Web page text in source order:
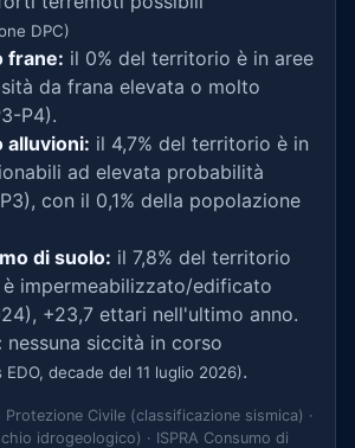
DPC)
frane: il 0% del territorio è in aree
da frana elevata o molto
P4).
alluvioni: il 4,7% del territorio è in
ad elevata probabilità
con il 0,1% della popolazione
di suolo: il 7,8% del territorio
è impermeabilizzato/edificato
+23,7 ettari nell'ultimo anno.
nessuna siccità in corso
EDO, decade del 11 luglio 2026).
Civile (classificazione sismica) ·
idrogeologico) · ISPRA Consumo di